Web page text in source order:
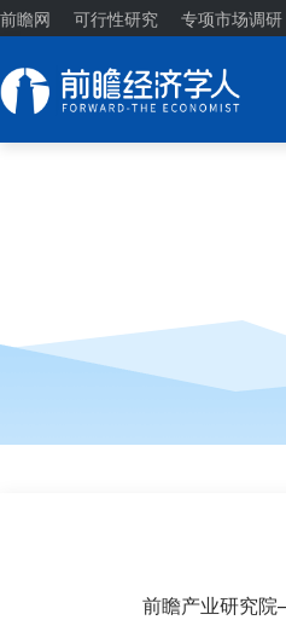
前瞻网 可行性研究 专项市场调研
前瞻产业研究